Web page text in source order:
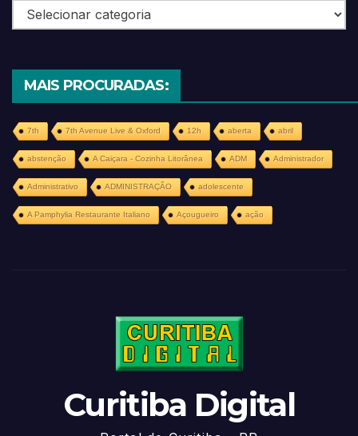
Categorias
MAIS PROCURADAS:
7th 7th Avenue Live & Oxford 12h aberta abril
abstenção A Caiçara - Cozinha Litorânea ADM Administrador
Administrativo ADMINISTRAÇÃO adolescente
A Pamphylia Restaurante Italiano Açougueiro ação
Curitiba Digital